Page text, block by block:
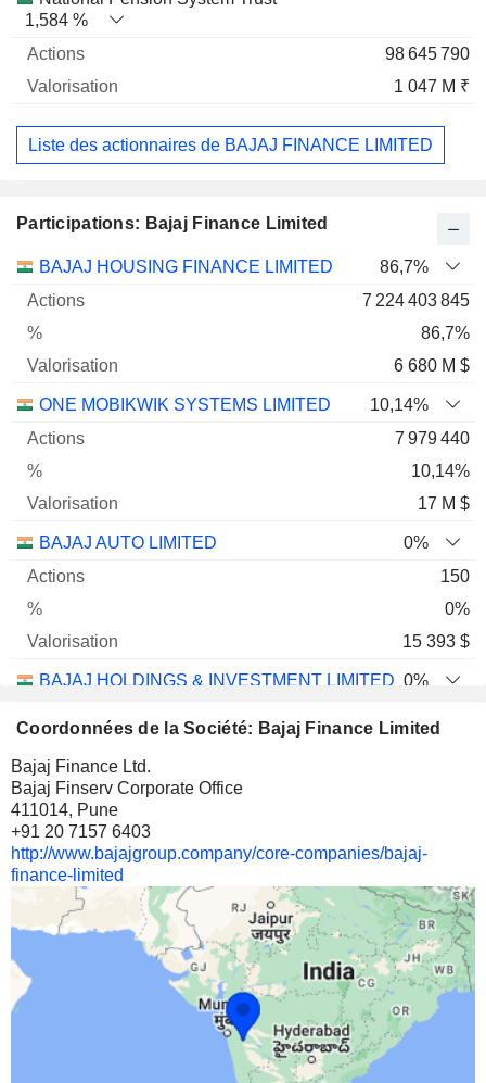
1,584 %
98 645 790
1 047 M ₹
Liste des actionnaires de BAJAJ FINANCE LIMITED
Participations: Bajaj Finance Limited
Nom Actions % Valorisation
BAJAJ HOUSING FINANCE LIMITED
86,7%
7 224 403 845
86,7%
6 680 M $
ONE MOBIKWIK SYSTEMS LIMITED
10,14%
7 979 440
10,14%
17 M $
BAJAJ AUTO LIMITED
0%
150
0%
15 393 $
BAJAJ HOLDINGS & INVESTMENT LIMITED 0%
Coordonnées de la Société: Bajaj Finance Limited
Bajaj Finance Ltd.
Bajaj Finserv Corporate Office
411014, Pune
+91 20 7157 6403
http://www.bajajgroup.company/core-companies/bajaj-
finance-limited